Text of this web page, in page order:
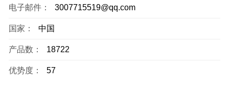
电子邮件： 3007715519@qq.com
国家： 中国
产品数： 18722
优势度： 57